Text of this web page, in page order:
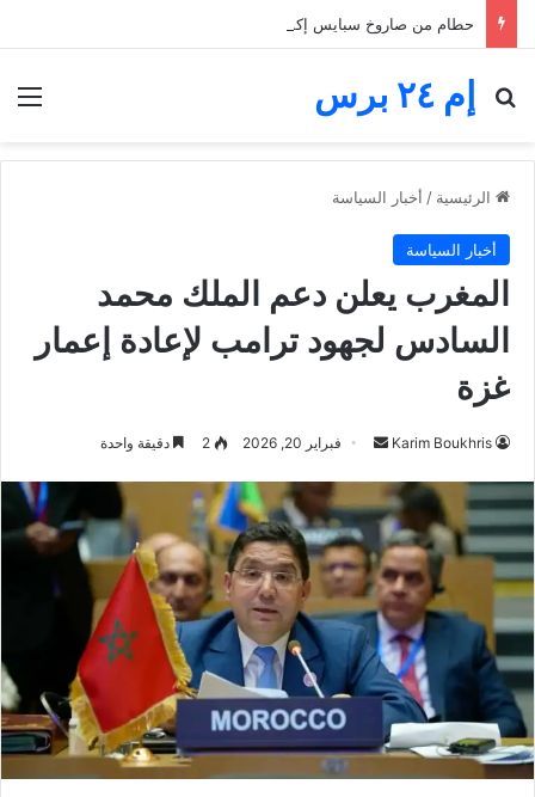
إم ٢٤ برس
بحث عن
الرئيسية / أخبار السياسة
أخبار السياسة
المغرب يعلن دعم الملك محمد
السادس لجهود ترامب لإعادة إعمار
غزة
Karim Boukhris
أرسل
إلكترونيا
فبراير 20, 2026 2 دقيقة واحدة